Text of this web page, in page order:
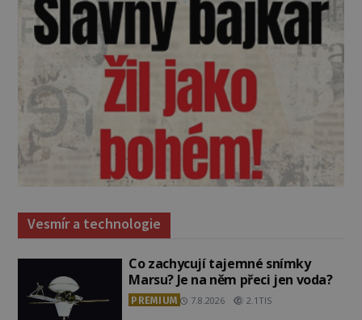
Vesmír a technologie
Co zachycují tajemné snímky
Marsu? Je na něm přeci jen voda?
PREMIUM 7.8.2026 2.1TIS